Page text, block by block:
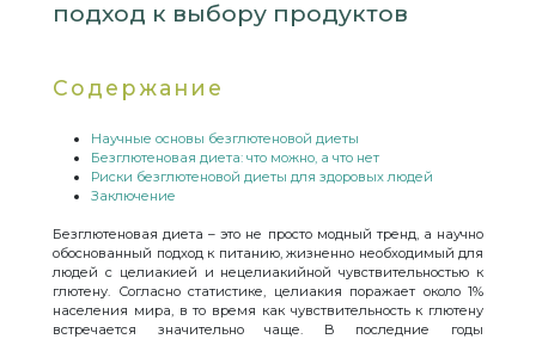
подход к выбору продуктов
Содержание
Научные основы безглютеновой диеты
Безглютеновая диета: что можно, а что нет
Риски безглютеновой диеты для здоровых людей
Заключение
Безглютеновая диета – это не просто модный тренд, а научно
обоснованный подход к питанию, жизненно необходимый для
людей с целиакией и нецелиакийной чувствительностью к
глютену. Согласно статистике, целиакия поражает около 1%
населения мира, в то время как чувствительность к глютену
встречается значительно чаще. В последние годы